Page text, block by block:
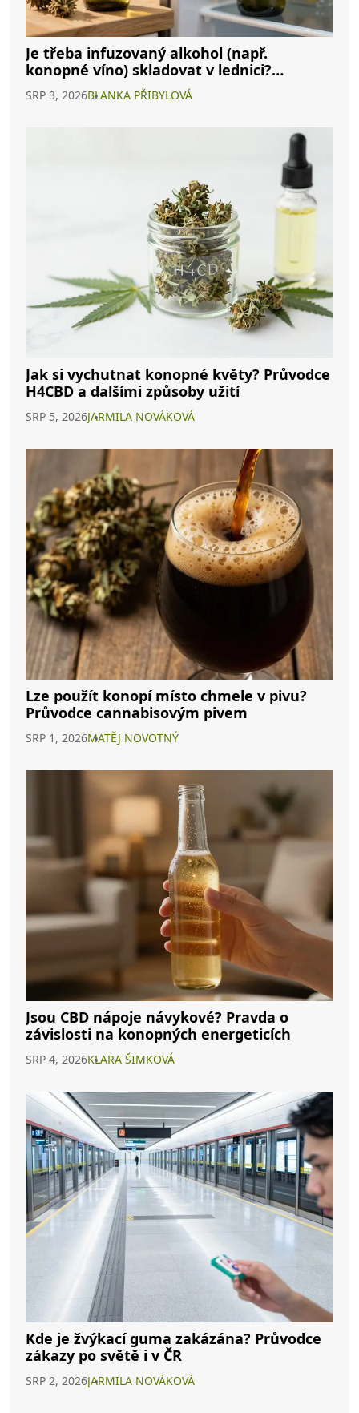
Je třeba infuzovaný alkohol (např.
konopné víno) skladovat v lednici?
Kompletní průvodce
SRP 3, 2026BLANKA PŘIBYLOVÁ
Jak si vychutnat konopné květy? Průvodce
H4CBD a dalšími způsoby užití
SRP 5, 2026JARMILA NOVÁKOVÁ
Lze použít konopí místo chmele v pivu?
Průvodce cannabisovým pivem
SRP 1, 2026MATĚJ NOVOTNÝ
Jsou CBD nápoje návykové? Pravda o
závislosti na konopných energeticích
SRP 4, 2026KLARA ŠIMKOVÁ
Kde je žvýkací guma zakázána? Průvodce
zákazy po světě i v ČR
SRP 2, 2026JARMILA NOVÁKOVÁ